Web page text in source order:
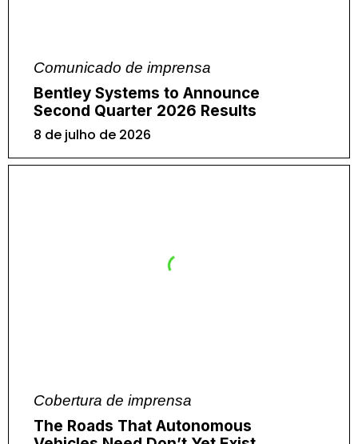
Comunicado de imprensa
Bentley Systems to Announce
Second Quarter 2026 Results
8 de julho de 2026
Cobertura de imprensa
The Roads That Autonomous